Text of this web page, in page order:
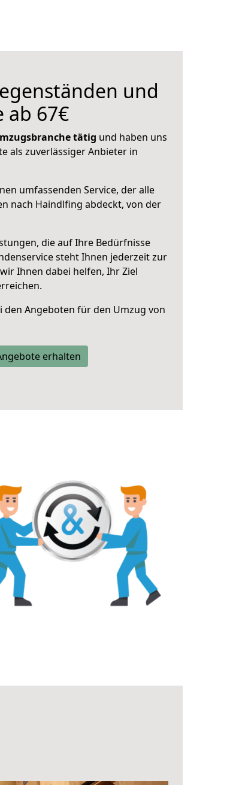
und
ab 67€
tätig und haben uns
als zuverlässiger Anbieter in
umfassenden Service, der alle
nach Haindlfing abdeckt, von der
die auf Ihre Bedürfnisse
steht Ihnen jederzeit zur
Ihnen dabei helfen, Ihr Ziel
den Angeboten für den Umzug von
erhalten